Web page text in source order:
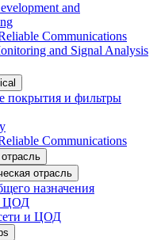
and
Communications
and Signal Analysis
покрытия и фильтры
Communications
отрасль
назначения
ЦОД
и ЦОД